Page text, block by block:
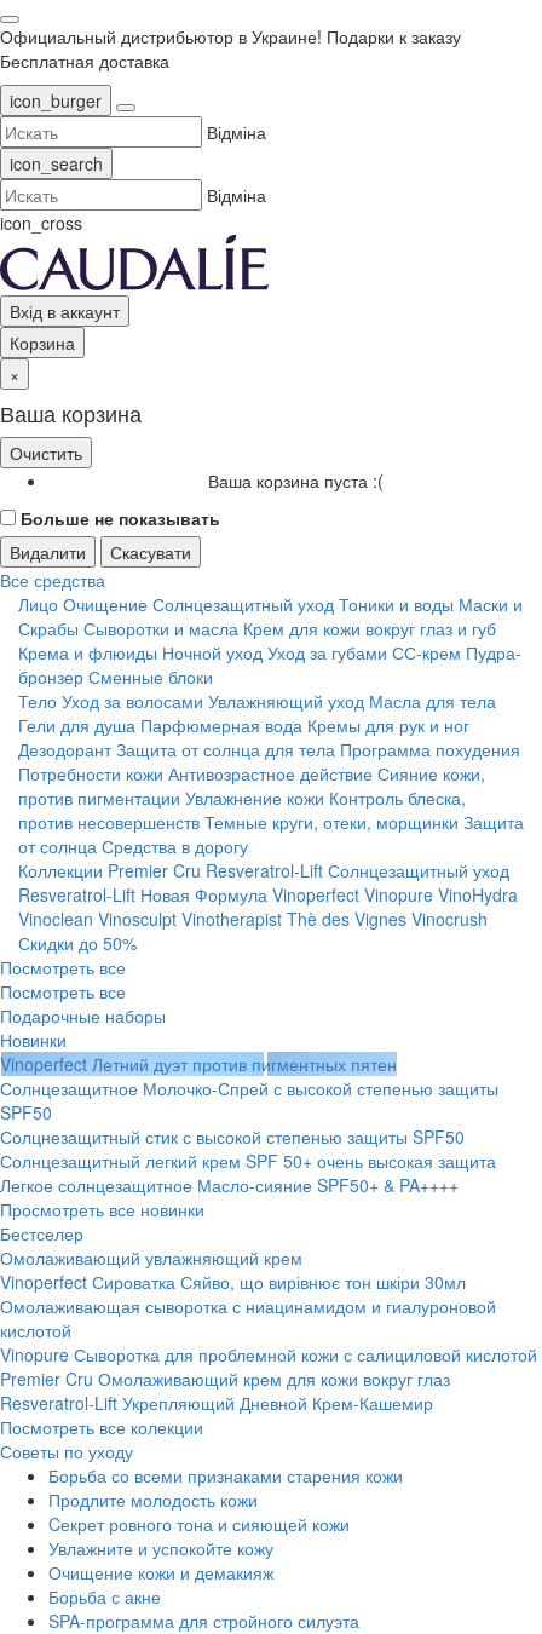
Официальный дистрибьютор в Украине! Подарки к заказу
Бесплатная доставка
icon_burger
Відміна
icon_search
Відміна
icon_cross
Вхід в аккаунт
Корзина
×
Ваша корзина
Очистить
Ваша корзина пуста :(
Больше не показывать
Видалити
Скасувати
Все средства
Лицо Очищение Солнцезащитный уход Тоники и воды Маски и
Скрабы Сыворотки и масла Крем для кожи вокруг глаз и губ
Крема и флюиды Ночной уход Уход за губами СС-крем Пудра-
бронзер Сменные блоки
Тело Уход за волосами Увлажняющий уход Масла для тела
Гели для душа Парфюмерная вода Кремы для рук и ног
Дезодорант Защита от солнца для тела Программа похудения
Потребности кожи Антивозрастное действие Сияние кожи,
против пигментации Увлажнение кожи Контроль блеска,
против несовершенств Темные круги, отеки, морщинки Защита
от солнца Средства в дорогу
Коллекции Premier Cru Resveratrol-Lift Солнцезащитный уход
Resveratrol-Lift Новая Формула Vinoperfect Vinopure VinoHydra
Vinoclean Vinosculpt Vinotherapist Thè des Vignes Vinocrush
Скидки до 50%
Посмотреть все
Посмотреть все
Подарочные наборы
Новинки
Vinoperfect Летний дуэт против пигментных пятен
Солнцезащитное Молочко-Спрей с высокой степенью защиты
SPF50
Солцнезащитный стик с высокой степенью защиты SPF50
Солнцезащитный легкий крем SPF 50+ очень высокая защита
Легкое солнцезащитное Масло-сияние SPF50+ & PA++++
Просмотреть все новинки
Бестселер
Омолаживающий увлажняющий крем
Vinoperfect Сироватка Сяйво, що вирівнює тон шкіри 30мл
Омолаживающая сыворотка с ниацинамидом и гиалуроновой
кислотой
Vinopure Сыворотка для проблемной кожи с салициловой кислотой
Premier Cru Омолаживающий крем для кожи вокруг глаз
Resveratrol-Lift Укрепляющий Дневной Крем-Кашемир
Посмотреть все колекции
Советы по уходу
Борьба со всеми признаками старения кожи
Продлите молодость кожи
Cекрет ровного тона и сияющей кожи
Увлажните и успокойте кожу
Очищение кожи и демакияж
Борьба с акне
SPA-программа для стройного силуэта